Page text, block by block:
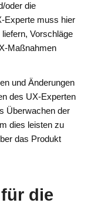
oder die
Experte muss hier
Vorschläge
Maßnahmen
und Änderungen
des UX-Experten
Überwachen der
dies leisten zu
das Produkt
die